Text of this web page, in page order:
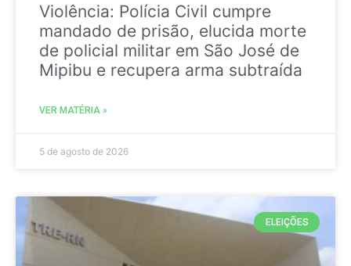
Violência: Polícia Civil cumpre
mandado de prisão, elucida morte
de policial militar em São José de
Mipibu e recupera arma subtraída
VER MATÉRIA »
5 de agosto de 2026
ELEIÇÕES